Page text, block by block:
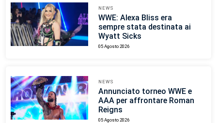
NEWS
WWE: Alexa Bliss era
sempre stata destinata ai
Wyatt Sicks
05 Agosto 2026
NEWS
Annunciato torneo WWE e
AAA per affrontare Roman
Reigns
05 Agosto 2026